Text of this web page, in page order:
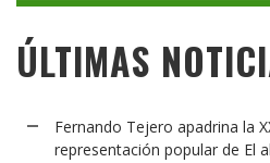
ÚLTIMAS
Fernando Tejero apadrina la
representación popular de El